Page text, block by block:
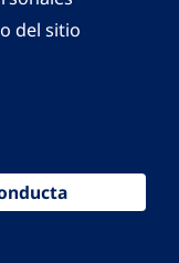
del sitio